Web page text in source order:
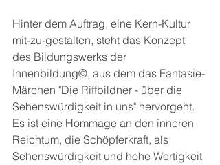
Hinter dem Auftrag, eine Kern-Kultur
mit-zu-gestalten, steht das Konzept
des Bildungswerks der
Innenbildung©, aus dem das Fantasie-
Märchen "Die Riffbildner - über die
Sehenswürdigkeit in uns" hervorgeht.
Es ist eine Hommage an den inneren
Reichtum, die Schöpferkraft, als
Sehenswürdigkeit und hohe Wertigkeit